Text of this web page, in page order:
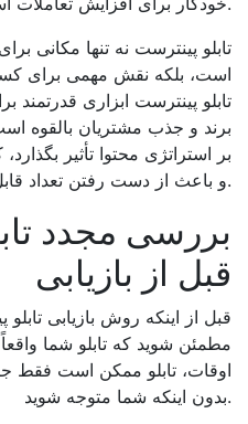
تابلو پینترست نه تنها مکانی
است، بلکه نقش مهمی برای
تابلو پینترست ابزاری
برند و جذب مشتریان بالقوه
بر استراتژی محتوا تأثیر
و باعث از دست رفتن تعداد قابل توجهی از مشتریان شود.
قبل از بازیابی
قبل از اینکه روش بازیابی
مطمئن شوید که تابلو شما
اوقات، تابلو ممکن است فقط
بدون اینکه شما متوجه شوید.